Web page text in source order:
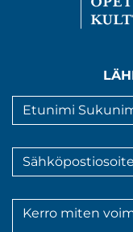
Nimi
*
Sähköpostiosoite
*
Viesti